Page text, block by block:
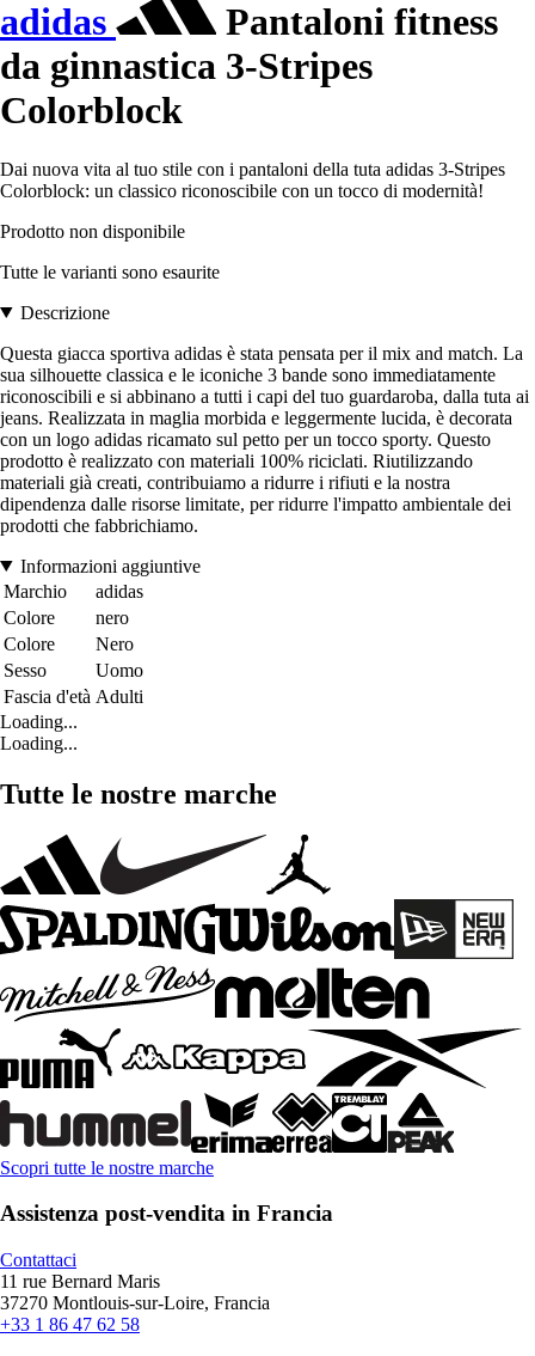
adidas
Pantaloni fitness
da ginnastica 3-Stripes
Colorblock
Dai nuova vita al tuo stile con i pantaloni della tuta adidas 3-Stripes
Colorblock: un classico riconoscibile con un tocco di modernità!
Prodotto non disponibile
Tutte le varianti sono esaurite
Descrizione
Questa giacca sportiva adidas è stata pensata per il mix and match. La
sua silhouette classica e le iconiche 3 bande sono immediatamente
riconoscibili e si abbinano a tutti i capi del tuo guardaroba, dalla tuta ai
jeans. Realizzata in maglia morbida e leggermente lucida, è decorata
con un logo adidas ricamato sul petto per un tocco sporty. Questo
prodotto è realizzato con materiali 100% riciclati. Riutilizzando
materiali già creati, contribuiamo a ridurre i rifiuti e la nostra
dipendenza dalle risorse limitate, per ridurre l'impatto ambientale dei
prodotti che fabbrichiamo.
Informazioni aggiuntive
Marchio
adidas
Colore
nero
Colore
Nero
Sesso
Uomo
Fascia d'età Adulti
Loading...
Loading...
Tutte le nostre marche
Scopri tutte le nostre marche
Assistenza post-vendita in Francia
Contattaci
11 rue Bernard Maris
37270 Montlouis-sur-Loire, Francia
+33 1 86 47 62 58